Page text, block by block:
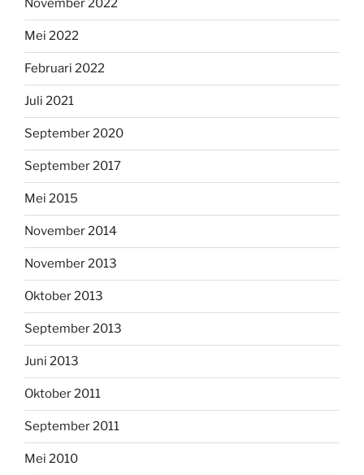
November 2022
Mei 2022
Februari 2022
Juli 2021
September 2020
September 2017
Mei 2015
November 2014
November 2013
Oktober 2013
September 2013
Juni 2013
Oktober 2011
September 2011
Mei 2010